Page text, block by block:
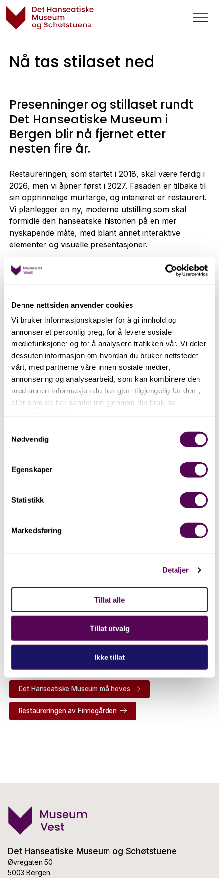
Denne nettsiden anvender cookies
Vi bruker informasjonskapsler for å gi innhold og
annonser et personlig preg, for å levere sosiale
mediefunksjoner og for å analysere trafikken vår. Vi deler
dessuten informasjon om hvordan du bruker nettstedet
vårt, med partnerne våre innen sosiale medier,
annonsering og analysearbeid, som kan kombinere den
med annen informasjon du har gjort tilgjengelig for dem,
eller som de har samlet inn gjennom din bruk av
Nødvendig
Egenskaper
Statistikk
Markedsføring
Detaljer
Tillat alle
Tillat utvalg
Ikke tillat
Nå tas stilaset ned
Presenninger og stillaset rundt
Det Hanseatiske Museum i
Bergen blir nå fjernet etter
nesten fire år.
Restaureringen, som startet i 2018, skal være ferdig i
2026, men vi åpner først i 2027. Fasaden er tilbake til
sin opprinnelige murfarge, og interiøret er restaurert.
Vi planlegger en ny, moderne utstilling som skal
formidle den hanseatiske historien på en mer
nyskapende måte, med blant annet interaktive
elementer og visuelle presentasjoner.
Les mer om det her
Det Hanseatiske Museum må heves
Restaureringen av Finnegården
Det Hanseatiske Museum og Schøtstuene
Øvregaten 50
5003 Bergen